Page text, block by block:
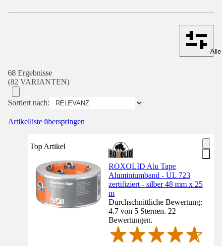
68 Ergebnisse
(82 VARIANTEN)
Sortiert nach:
Artikelliste überspringen
Top Artikel
ROXOLID Alu Tape
Aluminiumband - UL 723
zertifiziert - silber 48 mm x 25
m
Durchschnittliche Bewertung:
4.7 von 5 Sternen. 22
Bewertungen.